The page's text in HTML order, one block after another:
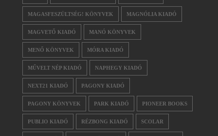
MAGASFESZÜLTSÉG! KÖNYVEK MAGNÓLIA KIADÓ
MAGVETŐ KIADÓ MANÓ KÖNYVEK
MENŐ KÖNYVEK MÓRA KIADÓ
MŰVELT NÉP KIADÓ NAPHEGY KIADÓ
NEXT21 KIADÓ PAGONY KIADÓ
PAGONY KÖNYVEK PARK KIADÓ PIONEER BOOKS
PUBLIO KIADÓ RÉZBONG KIADÓ SCOLAR